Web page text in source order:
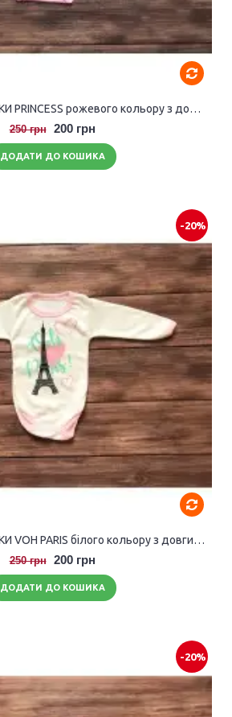
БОДІК ДЛЯ ДІВЧИНКИ PRINCESS рожевого кольору з довгими рукавами.
250 грн 200 грн
ДОДАТИ ДО КОШИКА
-20%
БОДІК ДЛЯ ДІВЧИНКИ VOH PARIS білого кольору з довгими рукавами.
250 грн 200 грн
ДОДАТИ ДО КОШИКА
-20%